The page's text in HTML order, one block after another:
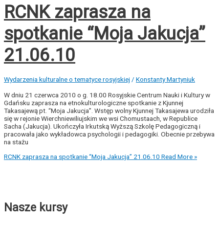
RCNK zaprasza na
spotkanie “Moja Jakucja”
21.06.10
Wydarzenia kulturalne o tematyce rosyjskiej/ Konstanty Martyniuk
W dniu 21 czerwca 2010 o g. 18.00 Rosyjskie Centrum Nauki i Kultury w
Gdańsku zaprasza na etnokulturologiczne spotkanie z Kjunnej
Takasajewą pt. “Moja Jakucja”. Wstęp wolny Kjunnej Takasajewa urodziła
się w rejonie Wierchniewiliujskim we wsi Chomustaach, w Republice
Sacha (Jakucja). Ukończyła Irkutską Wyższą Szkolę Pedagogiczną i
pracowała jako wykładowca psychologii i pedagogiki. Obecnie przebywa
na stażu
RCNK zaprasza na spotkanie “Moja Jakucja” 21.06.10 Read More »
Nasze kursy